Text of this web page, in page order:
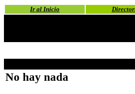
Ir al Inicio
No hay nada